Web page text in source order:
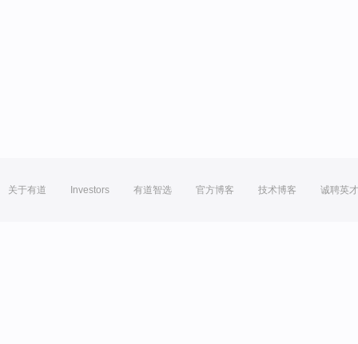
关于有道 Investors 有道智选 官方博客 技术博客 诚聘英才